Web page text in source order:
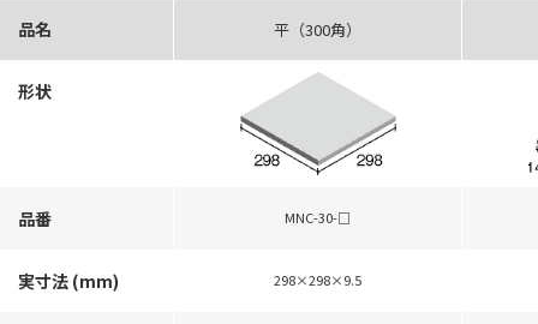
品名 平（300角）
形状
品番 MNC-30-□
実寸法 (mm) 298×298×9.5